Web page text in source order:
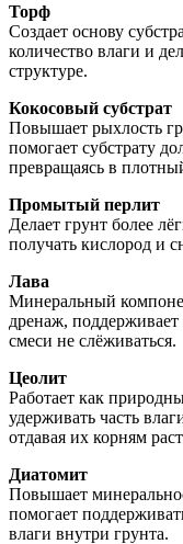
Торф
Создает основу
количество влаги и
структуре.
Кокосовый субстрат
Повышает рыхлость
помогает субстрату
превращаясь в
Промытый перлит
Делает грунт более
получать кислород и
Лава
Минеральный
дренаж, поддерживает
смеси не слёживаться.
Цеолит
Работает как
удерживать часть
отдавая их корням
Диатомит
Повышает
помогает
влаги внутри грунта.